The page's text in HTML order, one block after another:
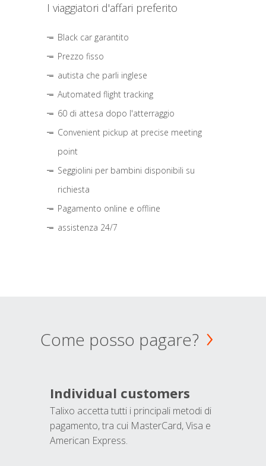
I viaggiatori d'affari preferito
Black car garantito
Prezzo fisso
autista che parli inglese
Automated flight tracking
60 di attesa dopo l'atterraggio
Convenient pickup at precise meeting
point
Seggiolini per bambini disponibili su
richiesta
Pagamento online e offline
assistenza 24/7
Come posso pagare?
Individual customers
Talixo accetta tutti i principali metodi di
pagamento, tra cui MasterCard, Visa e
American Express.